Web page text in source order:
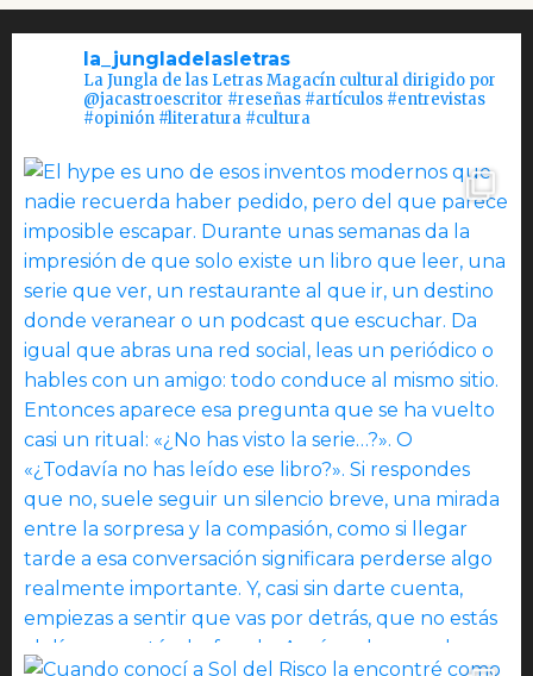
la_jungladelasletras
La Jungla de las Letras Magacín cultural dirigido por
@jacastroescritor #reseñas #artículos #entrevistas
#opinión #literatura #cultura